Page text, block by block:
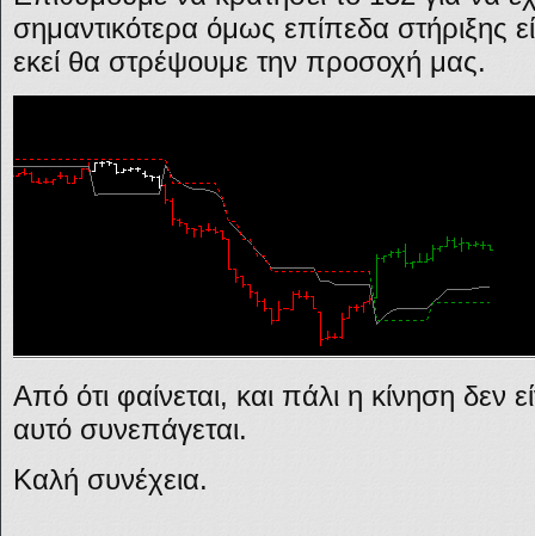
σημαντικότερα όμως επίπεδα στήριξης
εκεί θα στρέψουμε την προσοχή μας.
Από ότι φαίνεται, και πάλι η κίνηση δεν
αυτό συνεπάγεται.
Καλή συνέχεια.